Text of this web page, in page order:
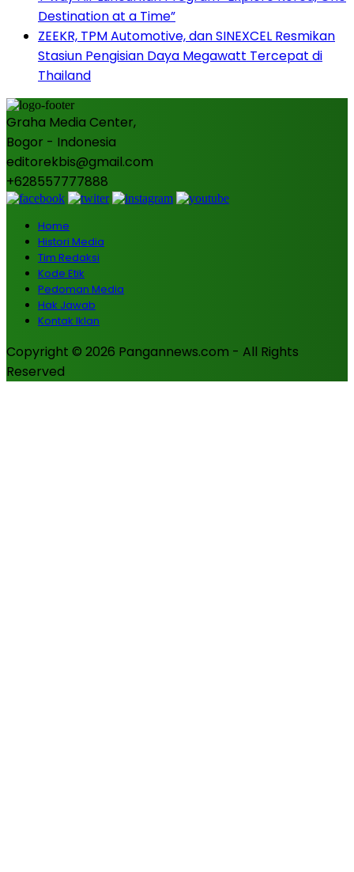
Destination at a Time”
ZEEKR, TPM Automotive, dan SINEXCEL Resmikan
Stasiun Pengisian Daya Megawatt Tercepat di
Thailand
Graha Media Center,
Bogor - Indonesia
editorekbis@gmail.com
+628557777888
Home
Histori Media
Tim Redaksi
Kode Etik
Pedoman Media
Hak Jawab
Kontak Iklan
Copyright © 2026 Pangannews.com - All Rights
Reserved